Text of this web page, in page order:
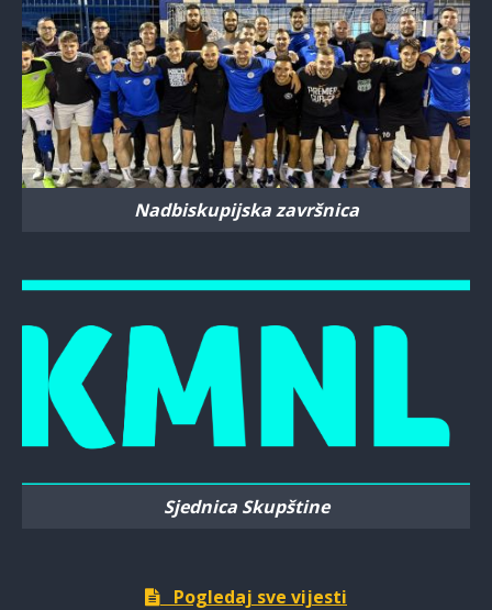
Nadbiskupijska završnica
Sjednica Skupštine
Pogledaj sve vijesti